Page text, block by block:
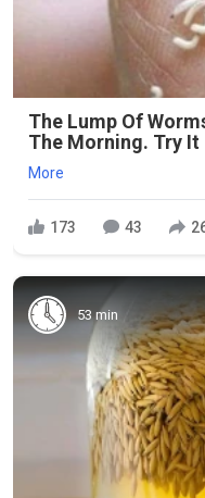
The Lump Of
The Morning. Try It
More
173 43
53 min